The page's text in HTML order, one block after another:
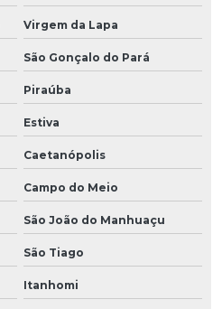
Virgem da Lapa
São Gonçalo do Pará
Piraúba
Estiva
Caetanópolis
Campo do Meio
São João do Manhuaçu
São Tiago
Itanhomi